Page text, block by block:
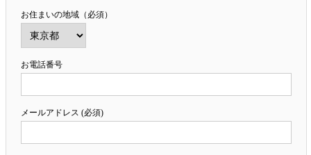
お住まいの地域（必須）
お電話番号
メールアドレス (必須)